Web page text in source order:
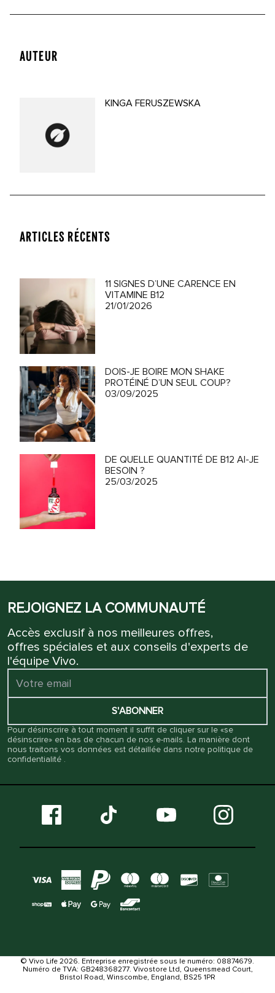
AUTEUR
KINGA FERUSZEWSKA
ARTICLES RÉCENTS
11 SIGNES D’UNE CARENCE EN
VITAMINE B12
21/01/2026
DOIS-JE BOIRE MON SHAKE
PROTÉINÉ D’UN SEUL COUP?
03/09/2025
DE QUELLE QUANTITÉ DE B12 AI-JE
BESOIN ?
25/03/2025
REJOIGNEZ LA COMMUNAUTÉ
Accès exclusif à nos meilleures offres,
offres spéciales et aux conseils d'experts de
l'équipe Vivo.
S'ABONNER
Pour désinscrire à tout moment il suffit de cliquer sur le «se
désinscrire» en bas de chacun de nos e-mails. La manière dont
nous traitons vos données est détaillée dans notre politique de
confidentialité .
© Vivo Life 2026. Entreprise enregistrée sous le numéro: 08874679.
Numéro de TVA: GB248368277. Vivostore Ltd, Queensmead Court,
Bristol Road, Winscombe, England, BS25 1PR